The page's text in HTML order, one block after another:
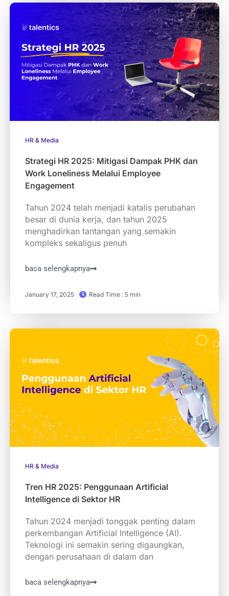
HR & Media
Strategi HR 2025: Mitigasi Dampak PHK dan
Work Loneliness Melalui Employee
Engagement
Tahun 2024 telah menjadi katalis perubahan
besar di dunia kerja, dan tahun 2025
menghadirkan tantangan yang semakin
kompleks sekaligus penuh
baca selengkapnya
January 17, 2025 Read Time : 5 min
HR & Media
Tren HR 2025: Penggunaan Artificial
Intelligence di Sektor HR
Tahun 2024 menjadi tonggak penting dalam
perkembangan Artificial Intelligence (AI).
Teknologi ini semakin sering digaungkan,
dengan perusahaan di dalam dan
baca selengkapnya